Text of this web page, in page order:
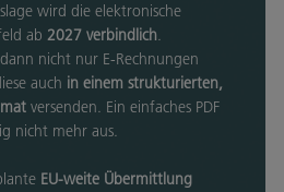
wird die elektronische
ab 2027 verbindlich.
nicht nur E‑Rechnungen
auch in einem strukturierten,
versenden. Ein einfaches PDF
nicht mehr aus.
EU‑weite Übermittlung